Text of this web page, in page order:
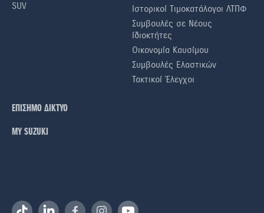
SUV
Ιστορικοί Τιμοκατάλογοι ΛΤΠΦ
Συμβουλές σε Nέους
Iδιοκτήτες
Οικονομία Καυσίμου
Συμβουλές Ελαστικών
Τακτικοί Έλεγχοι
ΕΠΙΣΗΜΟ ΔΙΚΤΥΟ
ΜΥ SUZUKI